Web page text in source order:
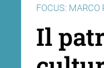
FOCUS: MARCO
Il